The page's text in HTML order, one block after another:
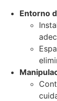
Entorno